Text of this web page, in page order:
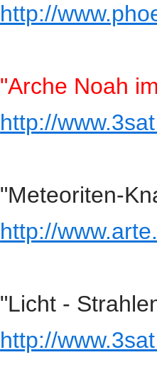
http://
"Arche Noah
http://
"Meteoriten-
http://
"Licht -
http://